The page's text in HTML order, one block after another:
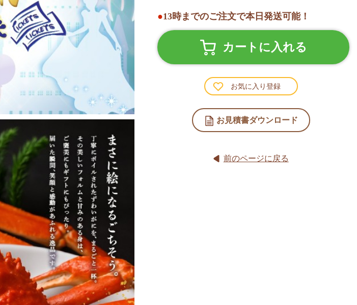
●13時までのご注文で本日発送可能！
カートに入れる
お気に入り登録
お見積書ダウンロード
前のページに戻る